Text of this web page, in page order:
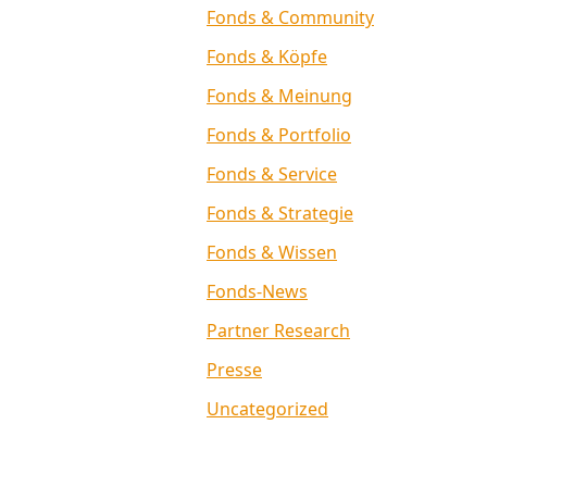
Fonds & Community
Fonds & Köpfe
Fonds & Meinung
Fonds & Portfolio
Fonds & Service
Fonds & Strategie
Fonds & Wissen
Fonds-News
Partner Research
Presse
Uncategorized